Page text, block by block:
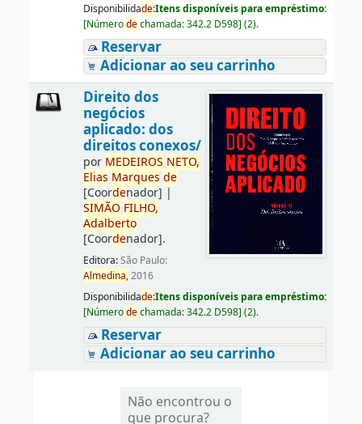
Disponibilidade:Itens disponíveis para empréstimo:
[Númerodechamada:342.2 D598] (2).
Reservar
Adicionar ao seu carrinho
Direito dos
negócios
aplicado: dos
direitos conexos/
por MEDEIROS NETO,
Elias Marques de
[Coordenador] |
SIMÃO FILHO,
Adalberto
[Coordenador].
Editora:São Paulo:
Almedina,2016
Disponibilidade:Itens disponíveis para empréstimo:
[Númerodechamada:342.2 D598] (2).
Reservar
Adicionar ao seu carrinho
Não encontrou o
que procura?